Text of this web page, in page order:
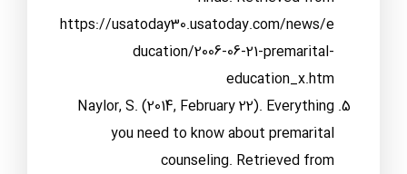
https://usatoday30.usatoday.com/news/e
ducation/2006-06-21-premarital-
education_x.htm
Naylor, S. (2014, February 22). Everything
you need to know about premarital
counseling. Retrieved from